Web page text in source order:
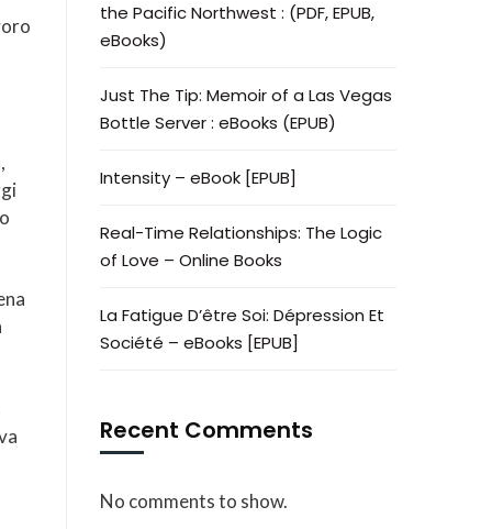
the Pacific Northwest : (PDF, EPUB,
eBooks)
Just The Tip: Memoir of a Las Vegas
Bottle Server : eBooks (EPUB)
Intensity – eBook [EPUB]
Real-Time Relationships: The Logic
of Love – Online Books
La Fatigue D’être Soi: Dépression Et
Société – eBooks [EPUB]
Recent Comments
No comments to show.